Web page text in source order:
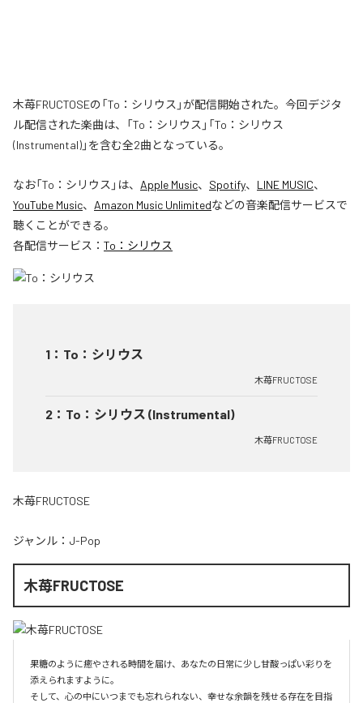
木苺FRUCTOSEの「To：シリウス」が配信開始された。今回デジタ
ル配信された楽曲は、「To：シリウス」「To：シリウス
(Instrumental)」を含む全2曲となっている。
なお「To：シリウス 」は、 Apple Music、 Spotify、 LINE MUSIC、
YouTube Music、 Amazon Music Unlimitedなどの音楽配信サービスで
聴くことができる。
各配信サービス： To：シリウス
1 ： To：シリウス
木苺FRUCTOSE
2 ： To：シリウス (Instrumental)
木苺FRUCTOSE
木苺FRUCTOSE
ジャンル： J-Pop
木苺FRUCTOSE
果糖のように癒やされる時間を届け、あなたの日常に少し甘酸っぱい彩りを
添えられますように。
そして、心の中にいつまでも忘れられない、幸せな余韻を残せる存在を目指